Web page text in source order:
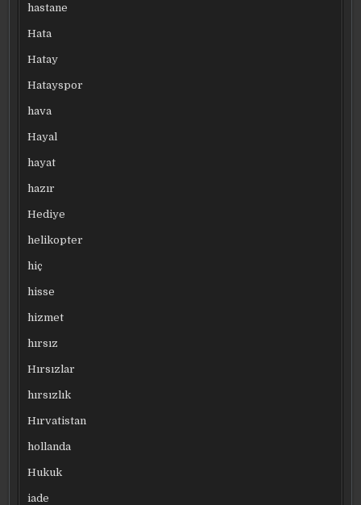
hastane
Hata
Hatay
Hatayspor
hava
Hayal
hayat
hazır
Hediye
helikopter
hiç
hisse
hizmet
hırsız
Hırsızlar
hırsızlık
Hırvatistan
hollanda
Hukuk
iade